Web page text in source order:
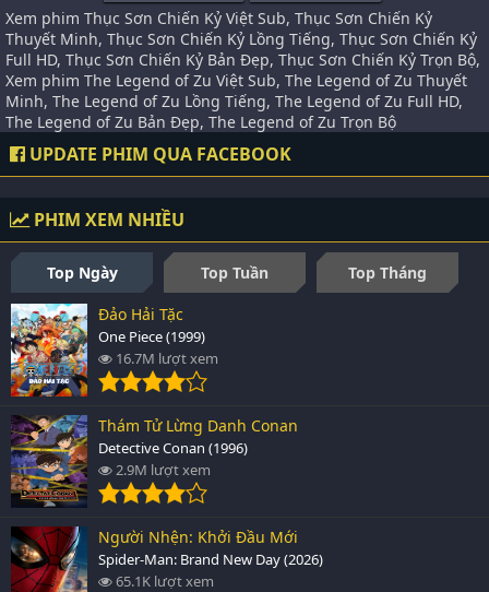
Xem phim Thục Sơn Chiến Kỷ Việt Sub, Thục Sơn Chiến Kỷ
Thuyết Minh, Thục Sơn Chiến Kỷ Lồng Tiếng, Thục Sơn Chiến Kỷ
Full HD, Thục Sơn Chiến Kỷ Bản Đẹp, Thục Sơn Chiến Kỷ Trọn Bộ,
Xem phim The Legend of Zu Việt Sub, The Legend of Zu Thuyết
Minh, The Legend of Zu Lồng Tiếng, The Legend of Zu Full HD,
The Legend of Zu Bản Đẹp, The Legend of Zu Trọn Bộ
UPDATE PHIM QUA FACEBOOK
PHIM XEM NHIỀU
Top Ngày Top Tuần
Top Tháng
Đảo Hải Tặc
One Piece (1999)
16.7M lượt xem
Thám Tử Lừng Danh Conan
Detective Conan (1996)
2.9M lượt xem
Người Nhện: Khởi Đầu Mới
Spider-Man: Brand New Day (2026)
65.1K lượt xem